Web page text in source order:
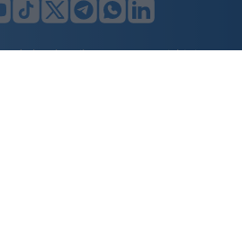
legale Milano, Largo F. Richini, 2/A,